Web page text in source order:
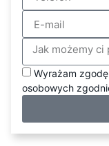
Wyrażam
osobowych